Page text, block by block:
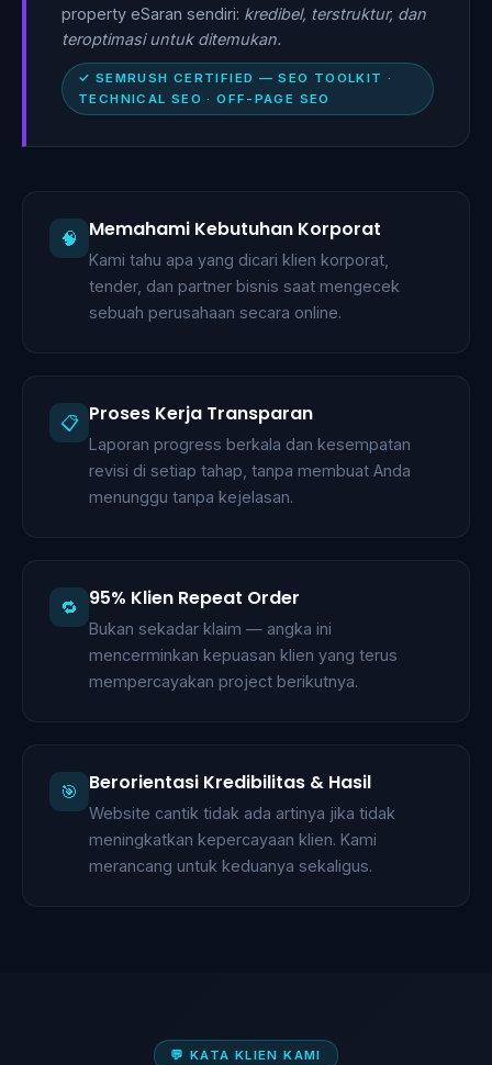
property eSaran sendiri: kredibel, terstruktur, dan
teroptimasi untuk ditemukan.
✓ SEMRUSH CERTIFIED — SEO TOOLKIT ·
TECHNICAL SEO · OFF-PAGE SEO
🧠 Memahami Kebutuhan Korporat
Kami tahu apa yang dicari klien korporat,
tender, dan partner bisnis saat mengecek
sebuah perusahaan secara online.
📋 Proses Kerja Transparan
Laporan progress berkala dan kesempatan
revisi di setiap tahap, tanpa membuat Anda
menunggu tanpa kejelasan.
🔁 95% Klien Repeat Order
Bukan sekadar klaim — angka ini
mencerminkan kepuasan klien yang terus
mempercayakan project berikutnya.
🎯 Berorientasi Kredibilitas & Hasil
Website cantik tidak ada artinya jika tidak
meningkatkan kepercayaan klien. Kami
merancang untuk keduanya sekaligus.
💬 KATA KLIEN KAMI